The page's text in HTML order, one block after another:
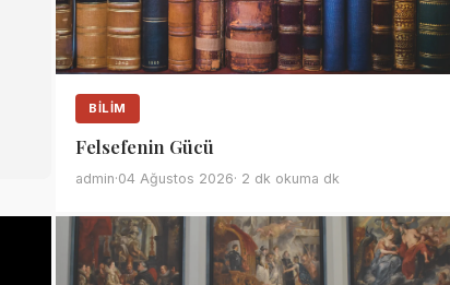
BILIM
Felsefenin Gücü
admin·04 Ağustos 2026· 2 dk okuma dk